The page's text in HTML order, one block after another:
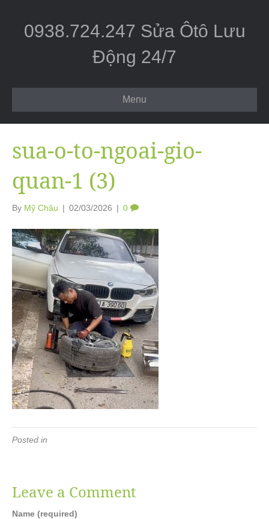
0938.724.247 Sửa Ôtô Lưu
Động 24/7
Menu
sua-o-to-ngoai-gio-
quan-1 (3)
By Mỹ Châu | 02/03/2026 | 0
Posted in
Leave a Comment
Name (required)